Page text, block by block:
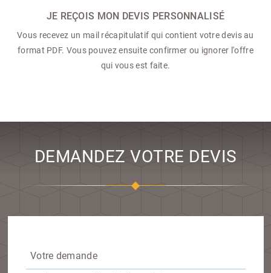
JE REÇOIS MON DEVIS PERSONNALISÉ
Vous recevez un mail récapitulatif qui contient votre devis au
format PDF. Vous pouvez ensuite confirmer ou ignorer l'offre
qui vous est faite.
DEMANDEZ VOTRE DEVIS
Votre demande